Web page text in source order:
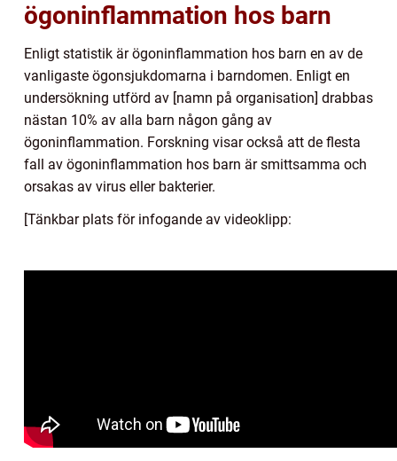
ögoninflammation hos barn
Enligt statistik är ögoninflammation hos barn en av de
vanligaste ögonsjukdomarna i barndomen. Enligt en
undersökning utförd av [namn på organisation] drabbas
nästan 10% av alla barn någon gång av
ögoninflammation. Forskning visar också att de flesta
fall av ögoninflammation hos barn är smittsamma och
orsakas av virus eller bakterier.
[Tänkbar plats för infogande av videoklipp: